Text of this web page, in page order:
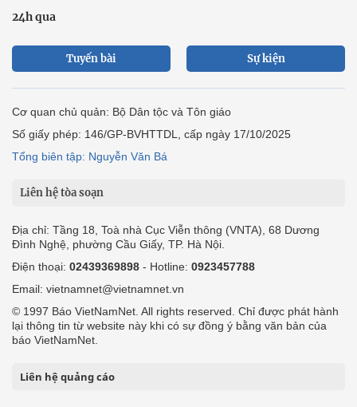
24h qua
Tuyến bài Sự kiện
Cơ quan chủ quản: Bộ Dân tộc và Tôn giáo
Số giấy phép: 146/GP-BVHTTDL, cấp ngày 17/10/2025
Tổng biên tập: Nguyễn Văn Bá
Liên hệ tòa soạn
Địa chỉ: Tầng 18, Toà nhà Cục Viễn thông (VNTA), 68 Dương
Đình Nghệ, phường Cầu Giấy, TP. Hà Nội.
Điện thoại: 02439369898 - Hotline: 0923457788
Email: vietnamnet@vietnamnet.vn
© 1997 Báo VietNamNet. All rights reserved. Chỉ được phát hành
lại thông tin từ website này khi có sự đồng ý bằng văn bản của
báo VietNamNet.
Liên hệ quảng cáo